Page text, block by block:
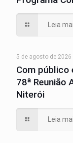
Leia
5 de agosto de 2026
Com público
78ª Reunião
Niterói
Leia